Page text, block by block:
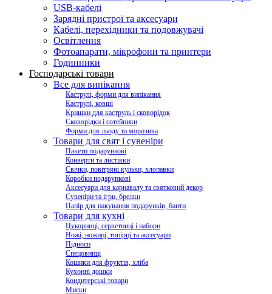
USB-кабелі
Зарядні пристрої та аксесуари
Кабелі, перехідники та подовжувачі
Освітлення
Фотоапарати, мікрофони та принтери
Годинники
Господарські товари
Все для випікання
Каструлі, форми для випікання
Каструлі, ковші
Кришки для каструль і сковорідок
Сковорідки і сотейники
Форми для льоду та морозива
Товари для свят і сувеніри
Пакети подарункові
Конверти та листівки
Свічки, повітряні кульки, хлопавки
Коробки подарункові
Аксесуари для карнавалу та святковий декор
Сувеніри та ігри, брелки
Папір для пакування подарунків, банти
Товари для кухні
Цукорниці, серветниці і набори
Ножі, ножиці, топірці та аксесуари
Підноси
Спецовниці
Кошики для фруктів, хліба
Кухонні дошки
Кондитерські товари
Миски